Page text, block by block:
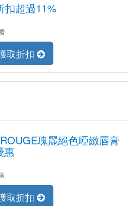
扣超過11%
取折扣
瑰麗絕色啞緻唇膏
惠
取折扣